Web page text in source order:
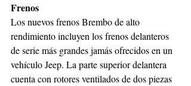
Frenos
Los nuevos frenos Brembo de alto
rendimiento incluyen los frenos delanteros
de serie más grandes jamás ofrecidos en un
vehículo Jeep. La parte superior delantera
cuenta con rotores ventilados de dos piezas